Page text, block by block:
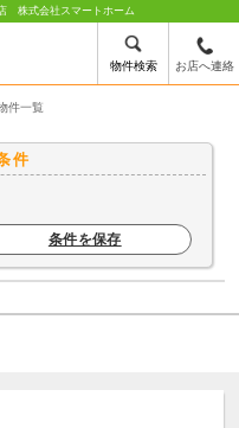
株式会社スマートホーム
物件検索 お店へ連絡
件一覧
件
条件を保存